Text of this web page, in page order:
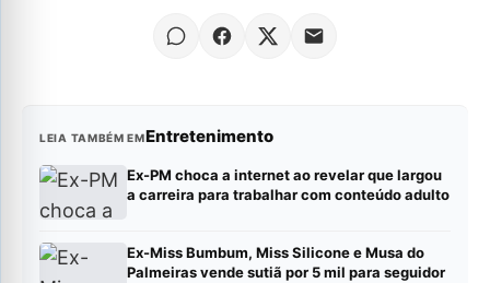
LEIA TAMBÉM EMEntretenimento
Ex-PM choca a internet ao revelar que largou
a carreira para trabalhar com conteúdo adulto
Ex-Miss Bumbum, Miss Silicone e Musa do
Palmeiras vende sutiã por 5 mil para seguidor